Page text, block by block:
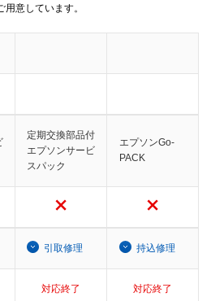
意しています。
定期交換部品付
エプソンサービ
スパック
エプソンGo-
PACK
引取修理 持込修理
対応終了 対応終了